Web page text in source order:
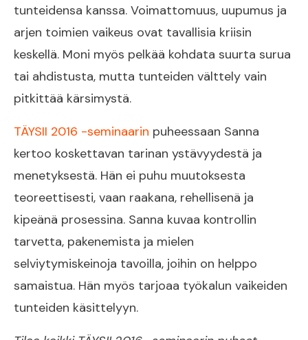
tunteidensa kanssa. Voimattomuus, uupumus ja
arjen toimien vaikeus ovat tavallisia kriisin
keskellä. Moni myös pelkää kohdata suurta surua
tai ahdistusta, mutta tunteiden välttely vain
pitkittää kärsimystä.
TÄYSII 2016 -seminaarin puheessaan Sanna
kertoo koskettavan tarinan ystävyydestä ja
menetyksestä. Hän ei puhu muutoksesta
teoreettisesti, vaan raakana, rehellisenä ja
kipeänä prosessina. Sanna kuvaa kontrollin
tarvetta, pakenemista ja mielen
selviytymiskeinoja tavoilla, joihin on helppo
samaistua. Hän myös tarjoaa työkalun vaikeiden
tunteiden käsittelyyn.